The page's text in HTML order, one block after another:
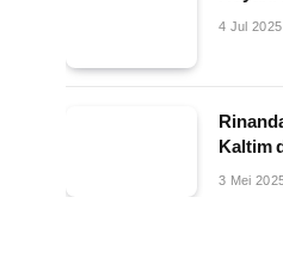
4 Jul 2025
Kaltim
3 Mei